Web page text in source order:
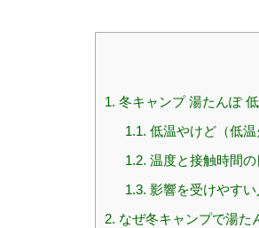
1. 冬キャンプ 湯たんぽ
1.1. 低温やけど（低
1.2. 温度と接触時間の
1.3. 影響を受けやす
2. なぜ冬キャンプで湯た